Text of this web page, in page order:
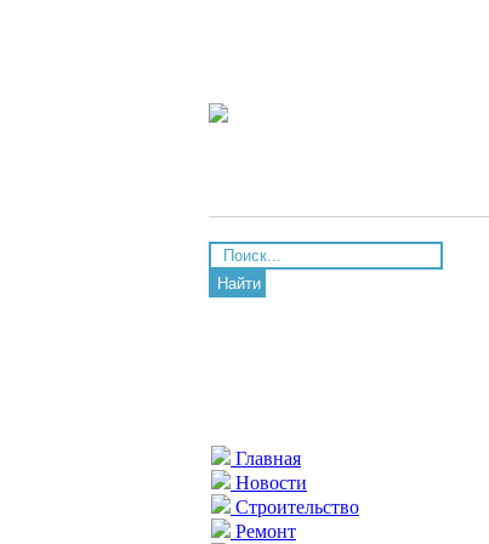
Найти
Главная
Новости
Строительство
Ремонт